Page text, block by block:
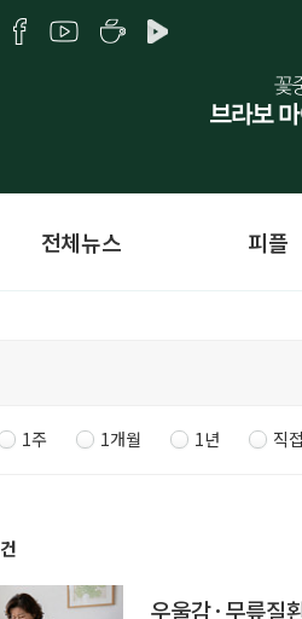
전체뉴스 피플
1주 1개월 1년 직
건
우울감·무릎질